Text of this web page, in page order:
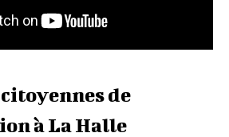
de
à La Halle